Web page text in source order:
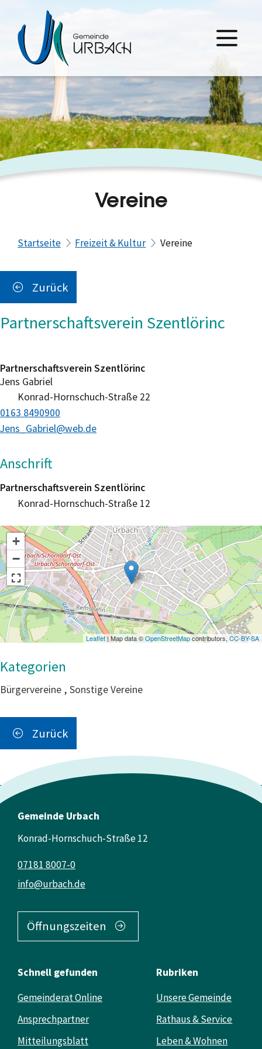
Vereine
Startseite Freizeit & Kultur Vereine
Zurück
Partnerschaftsverein Szentlörinc
Jens Gabriel
Partnerschaftsverein Szentlörinc
Konrad-Hornschuch-Straße 22
Jens_Gabriel@web.de
0163 8490900
Anschrift
Partnerschaftsverein Szentlörinc
Konrad-Hornschuch-Straße 12
+
−
Leaflet| Map data ©OpenStreetMapcontributors,CC-BY-SA
Bürgervereine , Sonstige Vereine
Zurück
Gemeinde Urbach
Konrad-Hornschuch-Straße 12
info@urbach.de
07181 8007-0
Öffnungszeiten
Schnell gefunden
Gemeinderat Online
Ansprechpartner
Mitteilungsblatt
Rubriken
Unsere Gemeinde
Rathaus & Service
Leben & Wohnen